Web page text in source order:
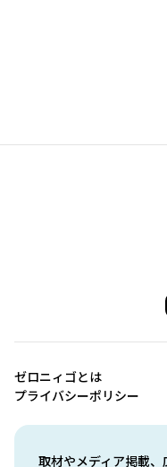
取材やメディア掲載
ゼロニィゴとは
プライバシーポリシー